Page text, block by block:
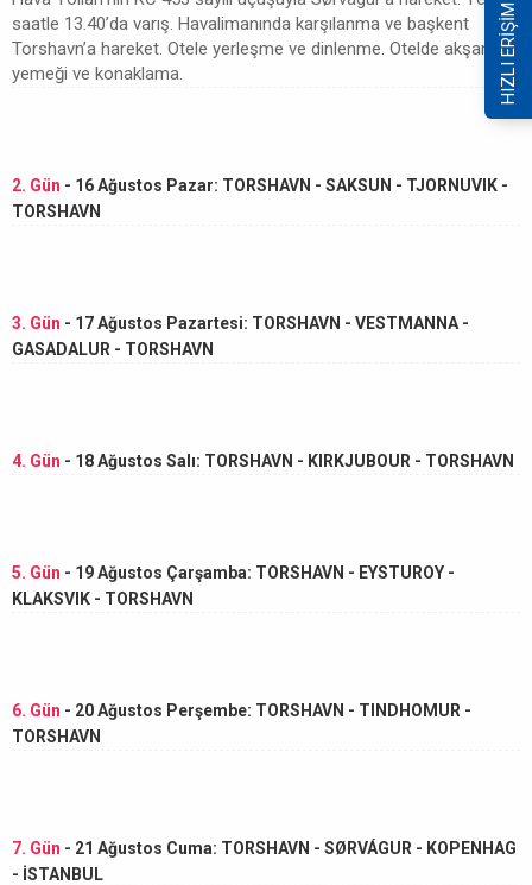
saatle 13.40’da varış. Havalimanında karşılanma ve başkent
Torshavn’a hareket. Otele yerleşme ve dinlenme. Otelde akşam
yemeği ve konaklama.
2. Gün - 16 Ağustos Pazar: TORSHAVN - SAKSUN - TJORNUVIK -
TORSHAVN
3. Gün - 17 Ağustos Pazartesi: TORSHAVN - VESTMANNA -
GASADALUR - TORSHAVN
4. Gün - 18 Ağustos Salı: TORSHAVN - KIRKJUBOUR - TORSHAVN
5. Gün - 19 Ağustos Çarşamba: TORSHAVN - EYSTUROY -
KLAKSVIK - TORSHAVN
6. Gün - 20 Ağustos Perşembe: TORSHAVN - TINDHOMUR -
TORSHAVN
7. Gün - 21 Ağustos Cuma: TORSHAVN - SØRVÁGUR - KOPENHAG
- İSTANBUL
HIZLI ERİŞİM